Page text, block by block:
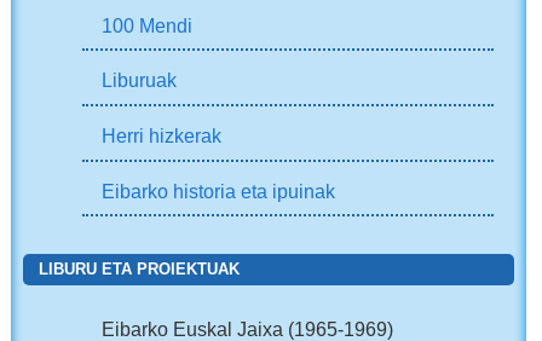
100 Mendi
Liburuak
Herri hizkerak
Eibarko historia eta ipuinak
LIBURU ETA PROIEKTUAK
Eibarko Euskal Jaixa (1965-1969)